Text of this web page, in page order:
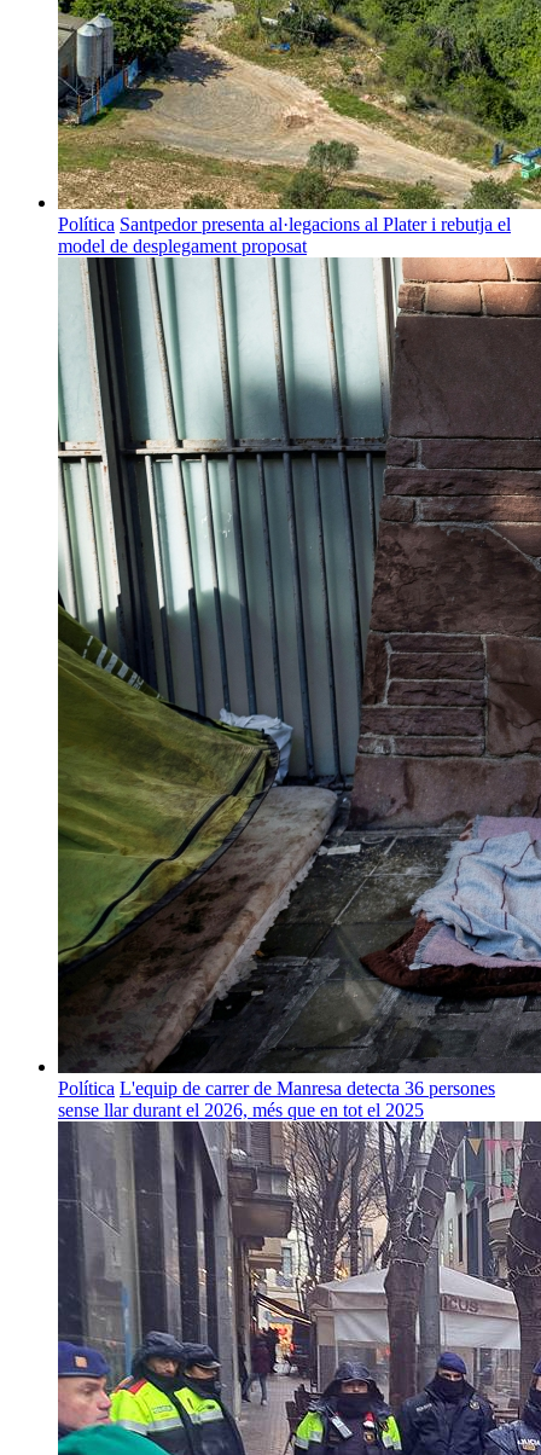
Política Santpedor presenta al·legacions al Plater i rebutja el
model de desplegament proposat
Política L'equip de carrer de Manresa detecta 36 persones
sense llar durant el 2026, més que en tot el 2025